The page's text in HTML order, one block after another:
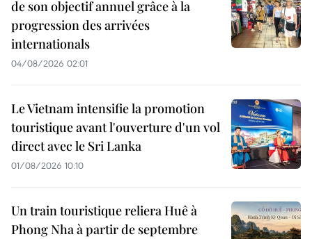
de son objectif annuel grâce à la
progression des arrivées
internationals
04/08/2026 02:01
Le Vietnam intensifie la promotion
touristique avant l'ouverture d'un vol
direct avec le Sri Lanka
01/08/2026 10:10
Un train touristique reliera Huê à
Phong Nha à partir de septembre